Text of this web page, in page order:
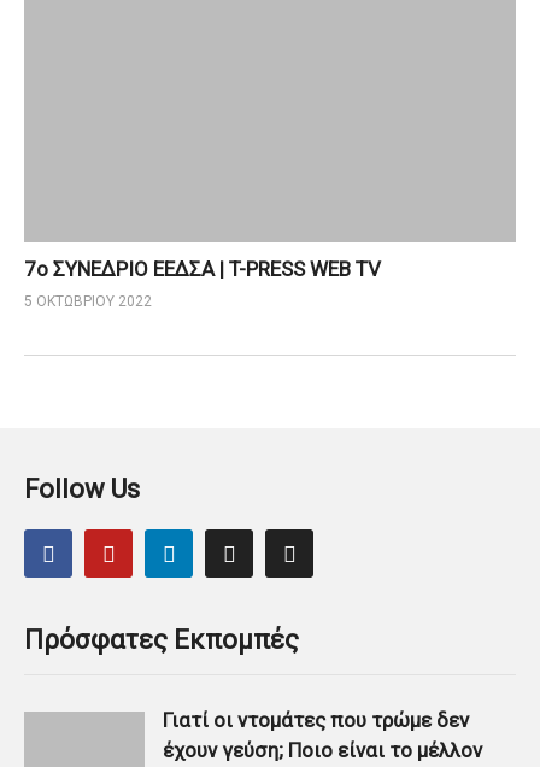
7ο ΣΥΝΕΔΡΙΟ ΕΕΔΣΑ | T-PRESS WEB TV
5 ΟΚΤΩΒΡΊΟΥ 2022
Follow Us
Πρόσφατες Εκπομπές
Γιατί οι ντομάτες που τρώμε δεν
έχουν γεύση; Ποιο είναι το μέλλον